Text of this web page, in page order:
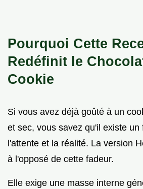
Pourquoi Cette
Redéfinit le
Cookie
Si vous avez déjà goûté à un
et sec, vous savez qu'il existe un
l'attente et la réalité. La version
à l'opposé de cette fadeur.
Elle exige une masse interne